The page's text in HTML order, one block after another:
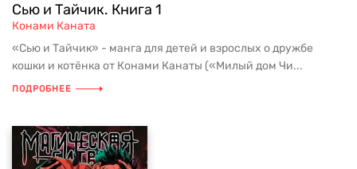
Сью и Тайчик. Книга 1
Конами Каната
«Сью и Тайчик» - манга для детей и взрослых о дружбе
кошки и котёнка от Конами Канаты («Милый дом Чи...
ПОДРОБНЕЕ